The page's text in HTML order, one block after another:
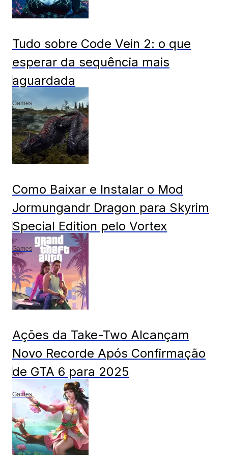
Tudo sobre Code Vein 2: o que
esperar da sequência mais
aguardada
Games
Como Baixar e Instalar o Mod
Jormungandr Dragon para Skyrim
Special Edition pelo Vortex
Games
Ações da Take-Two Alcançam
Novo Recorde Após Confirmação
de GTA 6 para 2025
Games